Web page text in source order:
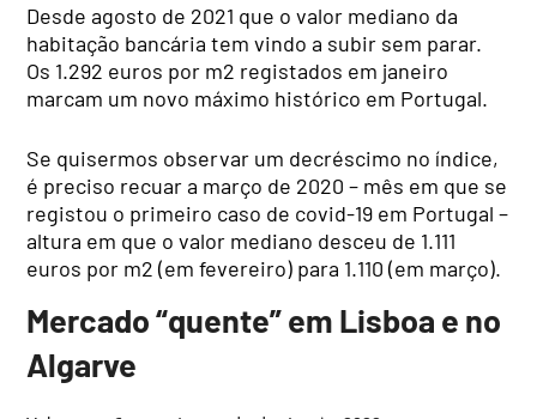
Desde agosto de 2021 que o valor mediano da
habitação bancária tem vindo a subir sem parar.
Os 1.292 euros por m2 registados em janeiro
marcam um novo máximo histórico em Portugal.
Se quisermos observar um decréscimo no índice,
é preciso recuar a março de 2020 – mês em que se
registou o primeiro caso de covid-19 em Portugal –
altura em que o valor mediano desceu de 1.111
euros por m2 (em fevereiro) para 1.110 (em março).
Mercado “quente” em Lisboa e no
Algarve